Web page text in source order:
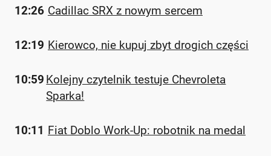
12:26 Cadillac SRX z nowym sercem
12:19 Kierowco, nie kupuj zbyt drogich części
10:59 Kolejny czytelnik testuje Chevroleta
Sparka!
10:11 Fiat Doblo Work-Up: robotnik na medal